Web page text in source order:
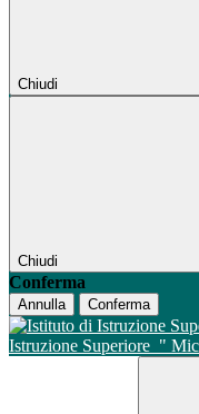
Chiudi
Chiudi
Conferma
Annulla Conferma
Istruzione Superiore "